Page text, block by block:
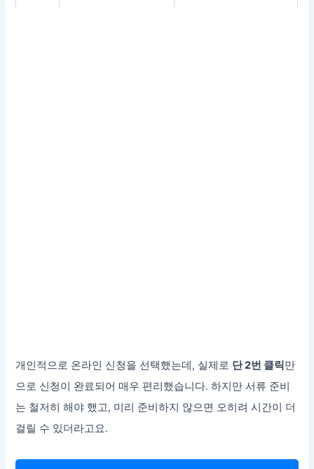
개인적으로 온라인 신청을 선택했는데, 실제로 단 2번 클릭만
으로 신청이 완료되어 매우 편리했습니다. 하지만 서류 준비
는 철저히 해야 했고, 미리 준비하지 않으면 오히려 시간이 더
걸릴 수 있더라고요.